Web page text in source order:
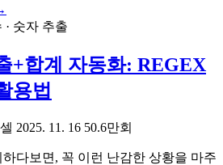
숫자 추출
+합계 자동화: REGEX
용법
2025. 11. 16 50.6만회
다보면, 꼭 이런 난감한 상황을 마주